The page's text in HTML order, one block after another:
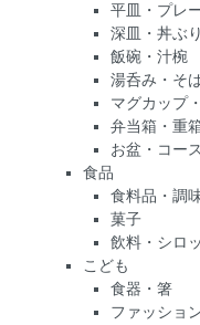
平皿・プレ
深皿・丼ぶ
飯碗・汁椀
湯呑み・そ
マグカップ
弁当箱・重
お盆・コー
食品
食料品・調
菓子
飲料・シロ
こども
食器・箸
ファッショ